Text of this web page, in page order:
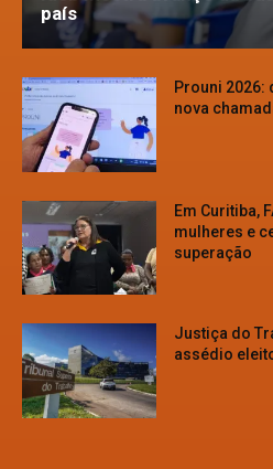
país
Prouni
nova
Em Curitiba,
mulheres e
superação
Justiça do
assédio